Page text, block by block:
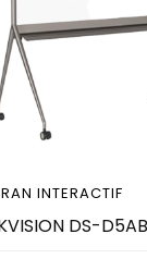
INTERACTIF